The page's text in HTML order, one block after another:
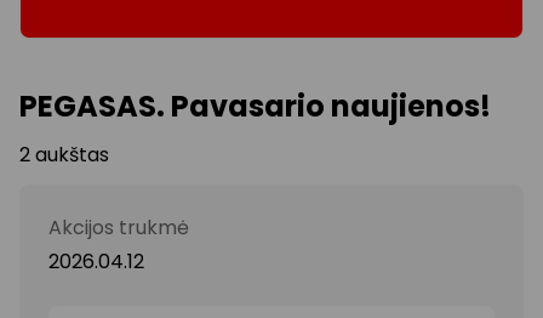
PEGASAS. Pavasario naujienos!
2 aukštas
Akcijos trukmė
2026.04.12